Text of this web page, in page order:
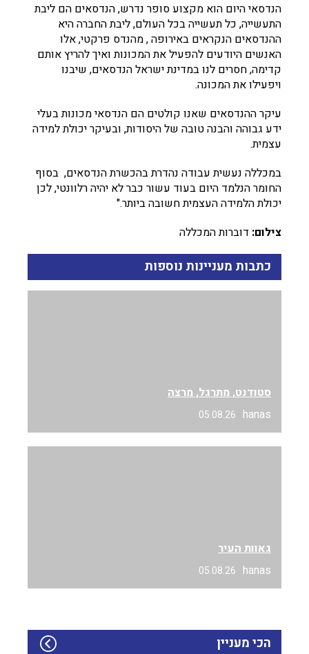
הנדסאי היום הוא מקצוע סופר נדרש, הנדסאים הם ליבת
התעשייה, כל תעשייה בכל העולם, ליבת החברה היא
ההנדסאים הנקראים באירופה , מהנדס פרקטי, אלו
האנשים היודעים להפעיל את המכונות ואיך להריץ אותם
קדימה, חסרים לנו במדינת ישראל הנדסאים, שיבנו
ויפעילו את המכונה.
עיקר ההנדסאים שאנו קולטים הם הנדסאי מכונות בעלי
ידע גבוהה והבנה טובה של היסודות, ובעיקר יכולת למידה
עצמית.
במכללה נעשית עבודה נהדרת בהכשרת הנדסאים, בסוף
החומר הנלמד היום בעוד עשור כבר לא יהיה רלוונטי, לכן
יכולת הלמידה העצמית חשובה ביותר."
צילום: דוברות המכללה
כתבות מעניינות נוספות
סטודנט, מתרגל, מרצה
hanas
05.08.26
גאוות העיר
hanas
05.08.26
הכי מעניין